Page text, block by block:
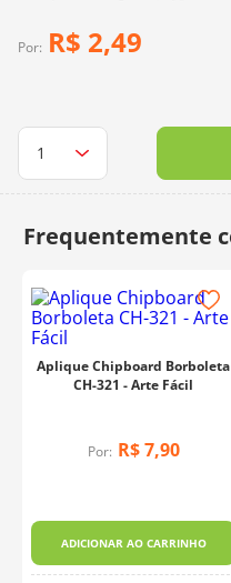
Por: R$ 2,49
Aplique Chipboard Borboleta
CH-321 - Arte Fácil
Por: R$ 7,90
ADICIONAR AO CARRINHO
9
10º dmc
euroroma
dmc